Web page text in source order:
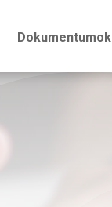
Dokumentumok